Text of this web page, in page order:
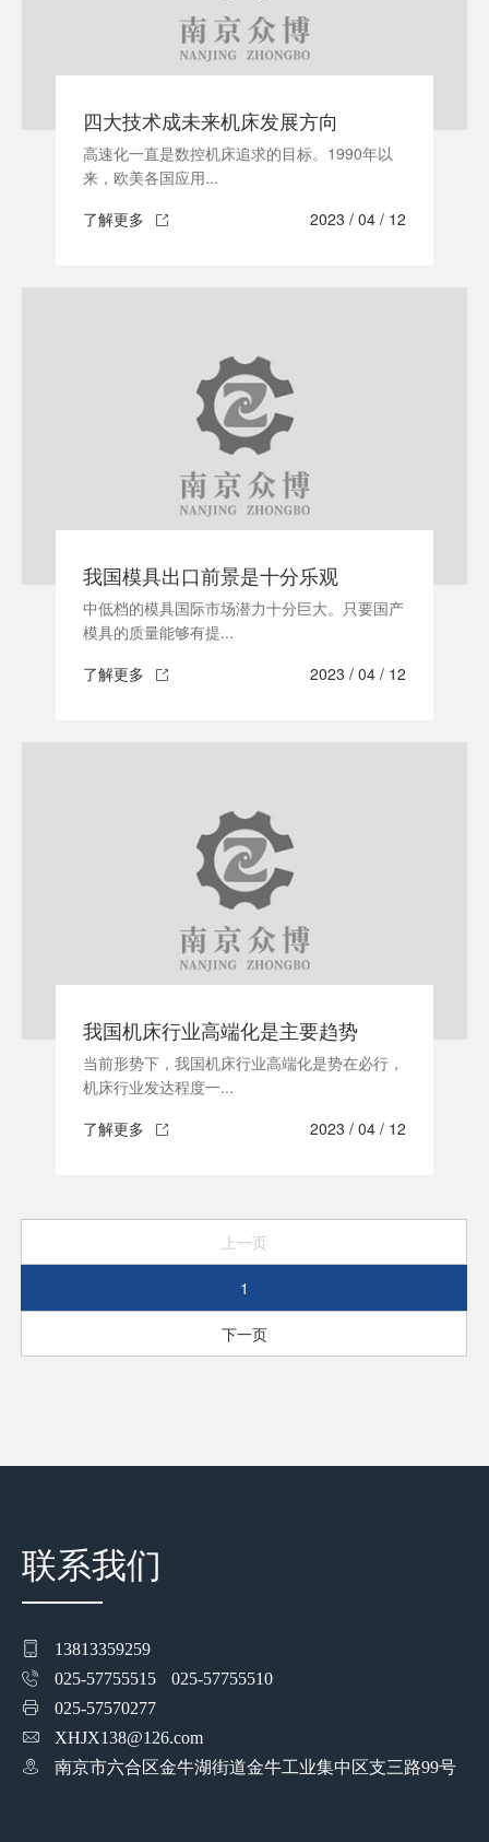
四大技术成未来机床发展方向
高速化一直是数控机床追求的目标。1990年以
来，欧美各国应用...
了解更多
2023 / 04 / 12
我国模具出口前景是十分乐观
中低档的模具国际市场潜力十分巨大。只要国产
模具的质量能够有提...
了解更多
2023 / 04 / 12
我国机床行业高端化是主要趋势
当前形势下，我国机床行业高端化是势在必行，
机床行业发达程度一...
了解更多
2023 / 04 / 12
上一页
1
下一页
联系我们
13813359259
025-57755515
025-57755510
025-57570277
XHJX138@126.com
南京市六合区金牛湖街道金牛工业集中区支三路99号